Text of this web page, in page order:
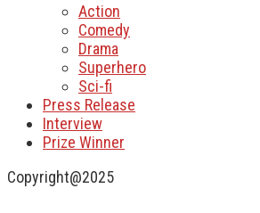
Action
Comedy
Drama
Superhero
Sci-fi
Press Release
Interview
Prize Winner
Copyright@2025